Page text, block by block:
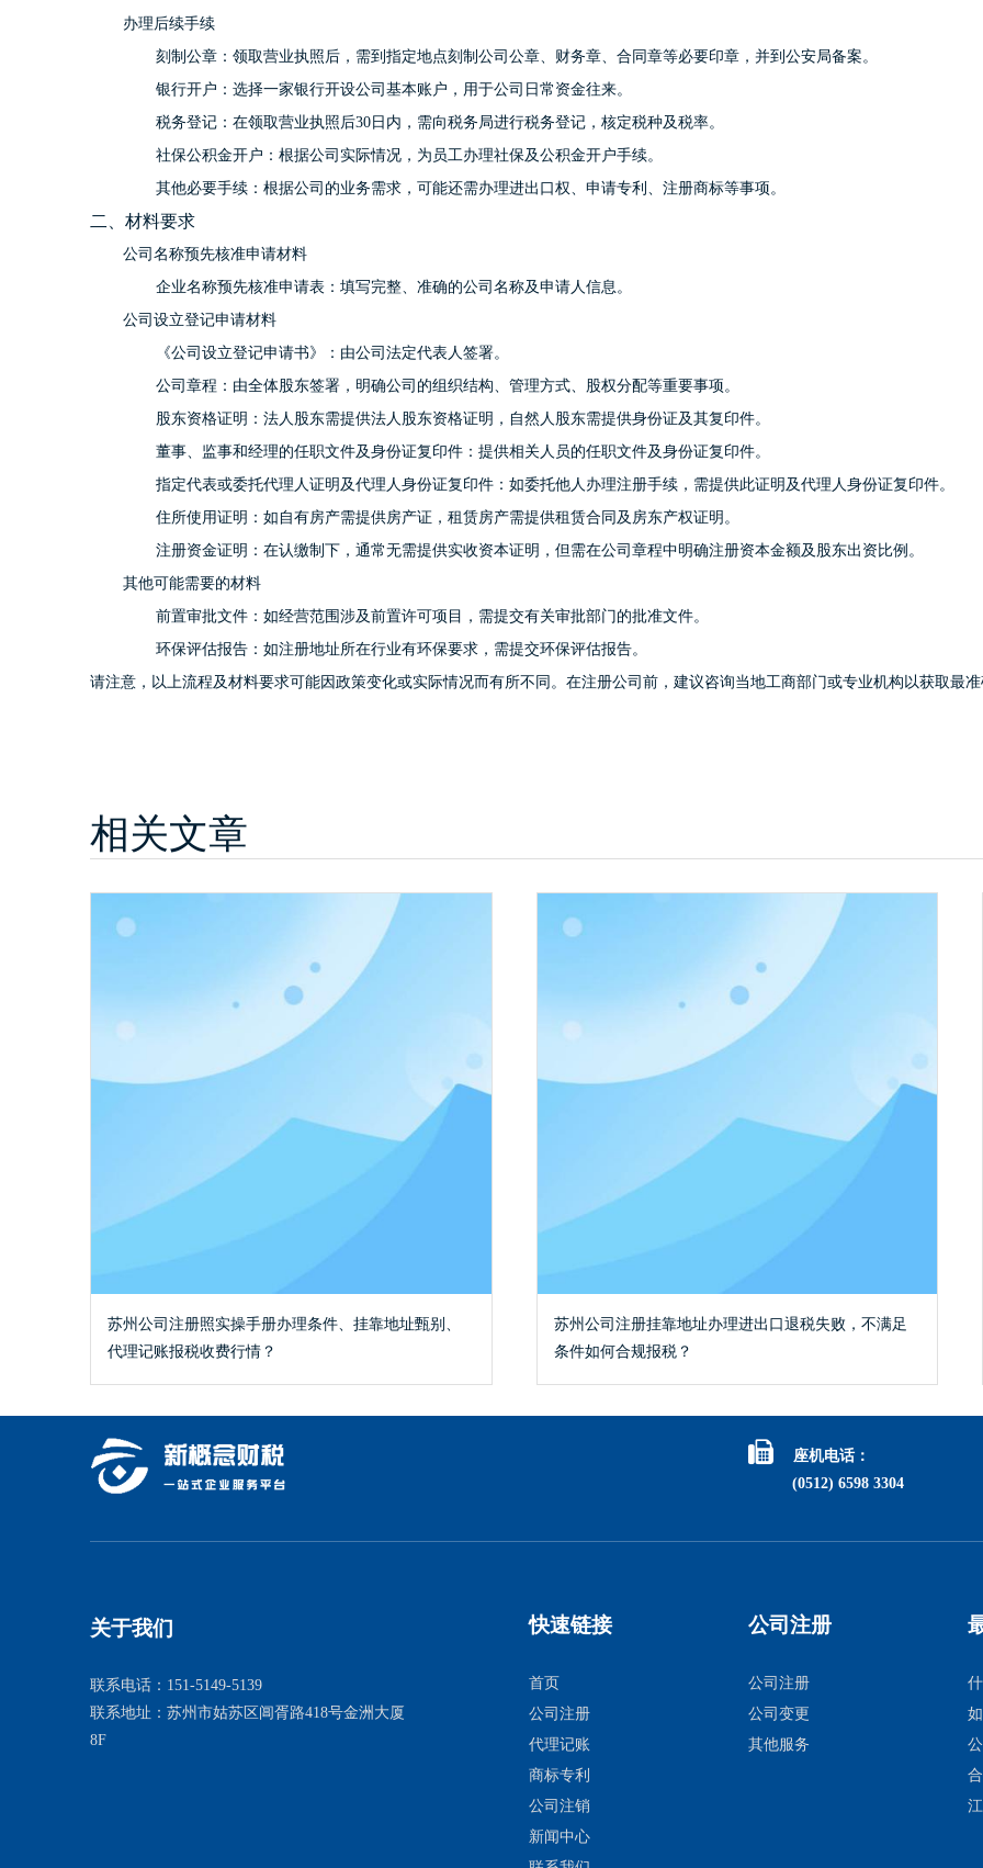
办理后续手续
刻制公章：领取营业执照后，需到指定地点刻制公司公章、财务章、合同章等必要印章，并到公安局备案。
银行开户：选择一家银行开设公司基本账户，用于公司日常资金往来。
税务登记：在领取营业执照后30日内，需向税务局进行税务登记，核定税种及税率。
社保公积金开户：根据公司实际情况，为员工办理社保及公积金开户手续。
其他必要手续：根据公司的业务需求，可能还需办理进出口权、申请专利、注册商标等事项。
二、材料要求
公司名称预先核准申请材料
企业名称预先核准申请表：填写完整、准确的公司名称及申请人信息。
公司设立登记申请材料
《公司设立登记申请书》：由公司法定代表人签署。
公司章程：由全体股东签署，明确公司的组织结构、管理方式、股权分配等重要事项。
股东资格证明：法人股东需提供法人股东资格证明，自然人股东需提供身份证及其复印件。
董事、监事和经理的任职文件及身份证复印件：提供相关人员的任职文件及身份证复印件。
指定代表或委托代理人证明及代理人身份证复印件：如委托他人办理注册手续，需提供此证明及代理人身份证复印件。
住所使用证明：如自有房产需提供房产证，租赁房产需提供租赁合同及房东产权证明。
注册资金证明：在认缴制下，通常无需提供实收资本证明，但需在公司章程中明确注册资本金额及股东出资比例。
其他可能需要的材料
前置审批文件：如经营范围涉及前置许可项目，需提交有关审批部门的批准文件。
环保评估报告：如注册地址所在行业有环保要求，需提交环保评估报告。
请注意，以上流程及材料要求可能因政策变化或实际情况而有所不同。在注册公司前，建议咨询当地工商部门或专业机构以获取最
相关文章
苏州公司注册照实操手册办理条件、挂靠地址甄别、
代理记账报税收费行情？
苏州公司注册挂靠地址办理进出口退税失败，不满足
条件如何合规报税？

座机电话：
(0512) 6598 3304
关于我们
联系电话：151-5149-5139
联系地址：苏州市姑苏区阊胥路418号金洲大厦
8F
快速链接
首页
公司注册
代理记账
商标专利
公司注销
新闻中心
公司注册
公司注册
公司变更
其他服务